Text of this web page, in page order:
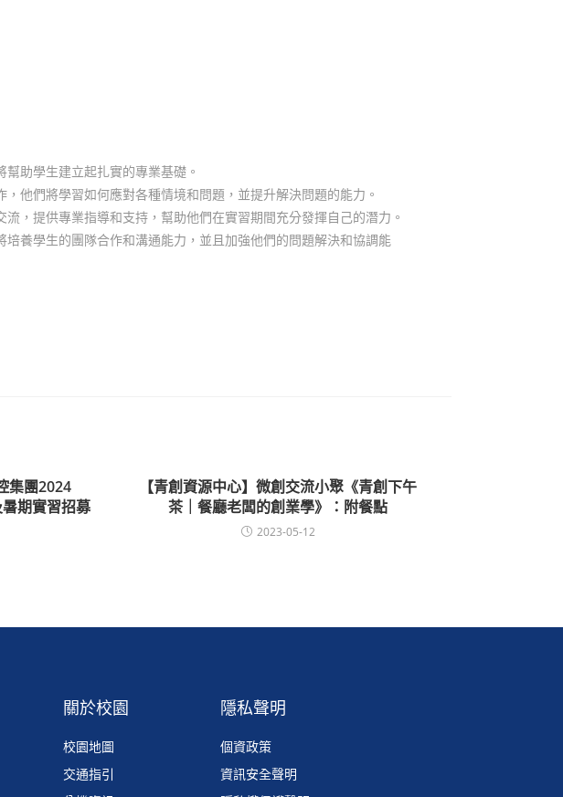
助學生建立起扎實的專業基礎。
他們將學習如何應對各種情境和問題，並提升解決問題的能力。
，提供專業指導和支持，幫助他們在實習期間充分發揮自己的潛力。
養學生的團隊合作和溝通能力，並且加強他們的問題解決和協調能
集團2024
期實習招募
【青創資源中心】微創交流小聚《青創下午
茶｜餐廳老闆的創業學》：附餐點
2023-05-12
關於校園
校園地圖
交通指引
隱私聲明
個資政策
資訊安全聲明